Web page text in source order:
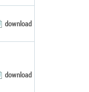
download
download